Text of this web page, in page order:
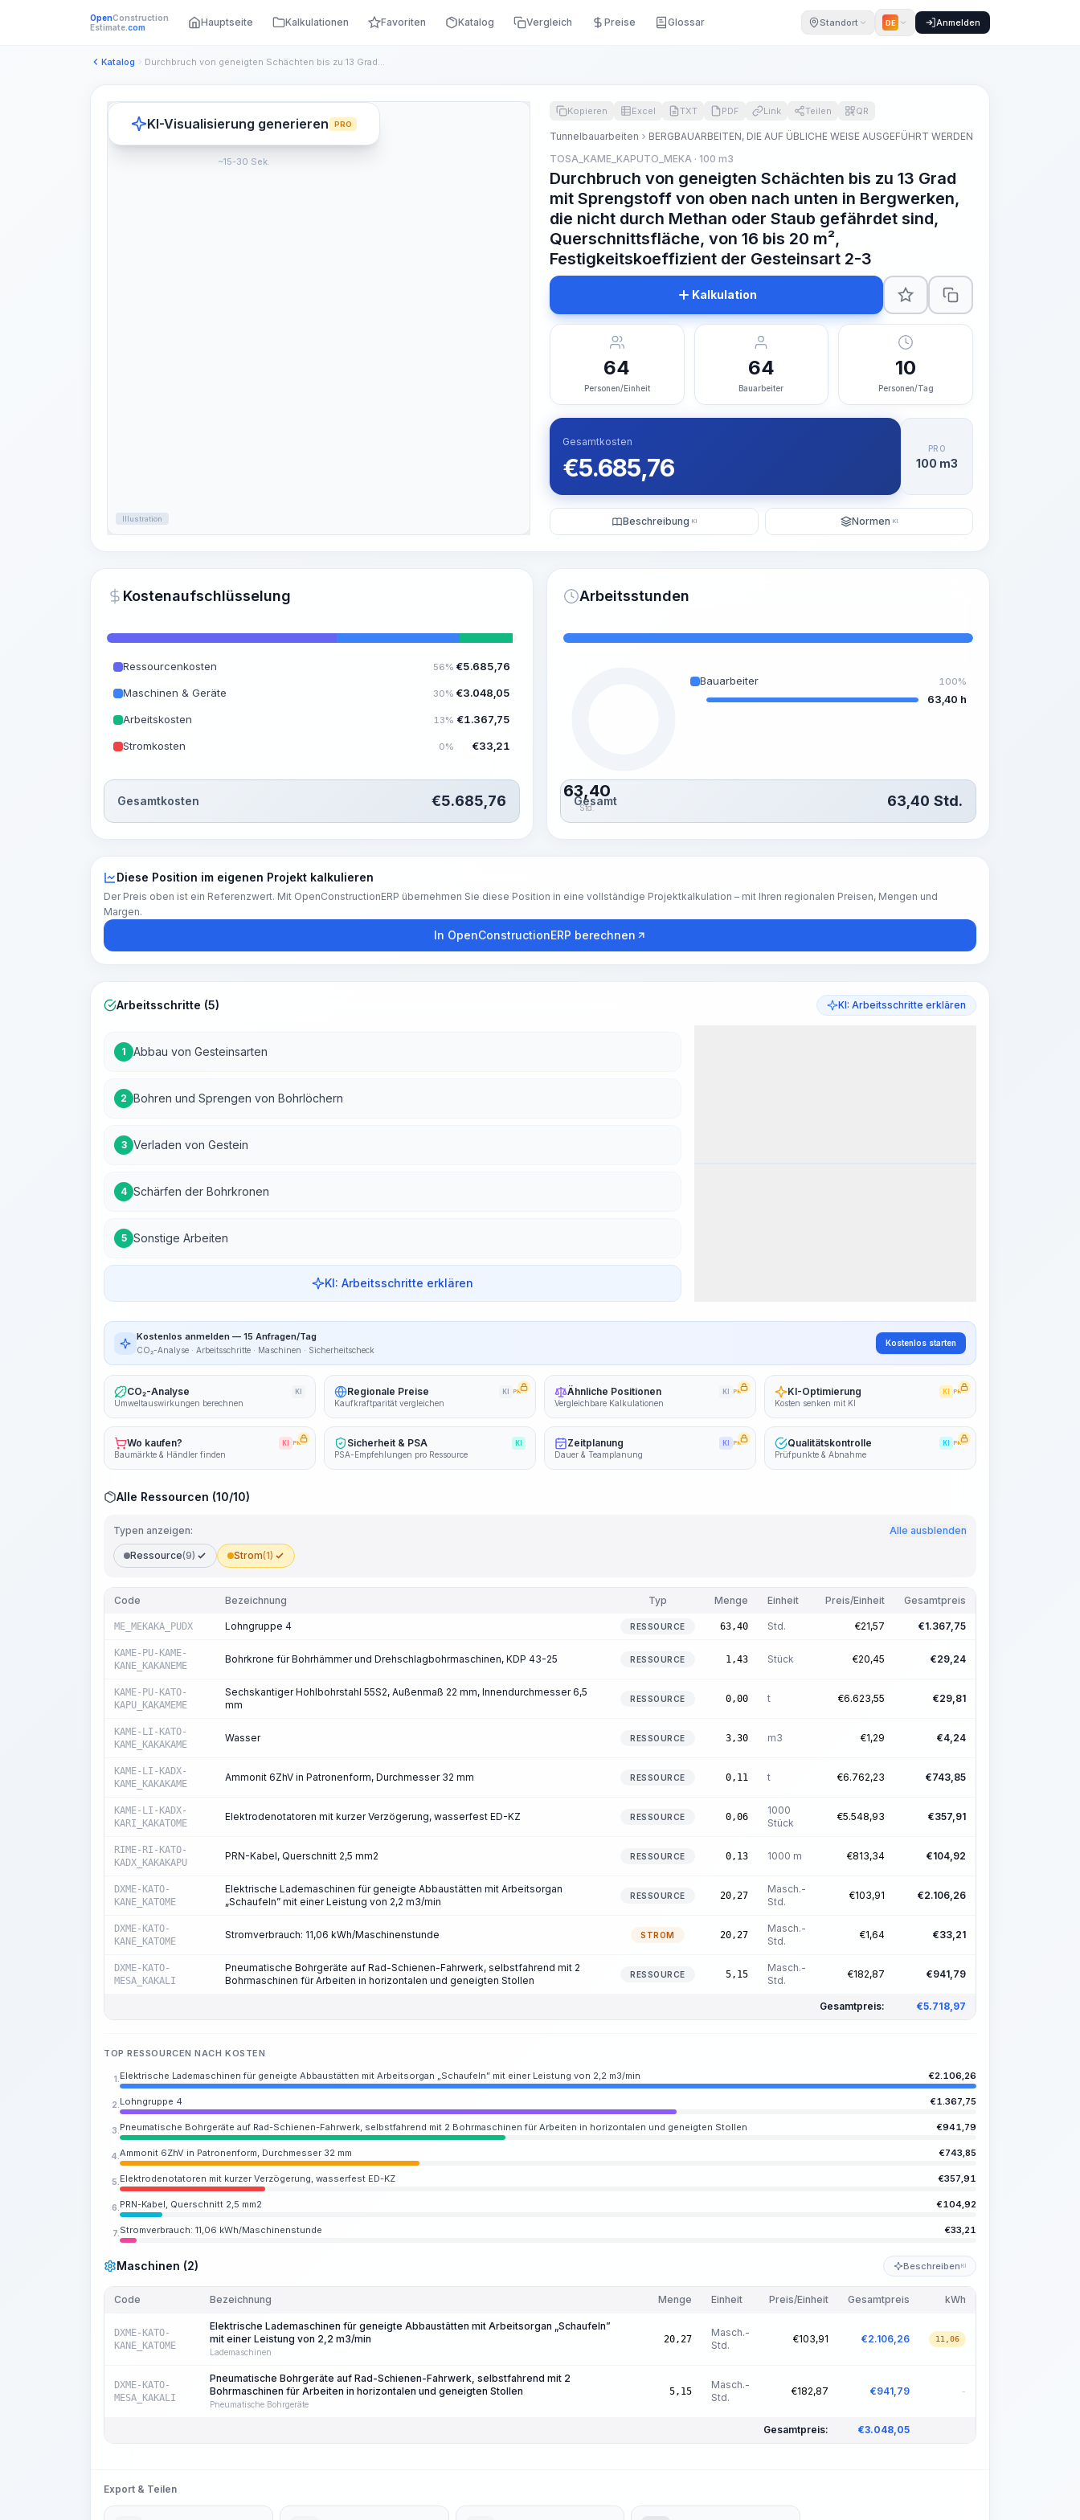
OpenConstruction
Estimate.com Hauptseite Kalkulationen Favoriten Katalog Vergleich Preise Glossar Standort DE Anmelden
Katalog Durchbruch von geneigten Schächten bis zu 13 Grad mit Spreng...
Illustration
KI-Visualisierung generieren PRO
~15-30 Sek.
Kopieren Excel TXT PDF Link Teilen QR
Tunnelbauarbeiten
BERGBAUARBEITEN, DIE AUF ÜBLICHE WEISE AUSGEFÜHRT WERDEN
TOSA_KAME_KAPUTO_MEKA · 100 m3
Durchbruch von geneigten Schächten bis zu 13 Grad
mit Sprengstoff von oben nach unten in Bergwerken,
die nicht durch Methan oder Staub gefährdet sind,
Querschnittsfläche, von 16 bis 20 m²,
Festigkeitskoeffizient der Gesteinsart 2-3
Kalkulation
64
Personen/Einheit
64
Bauarbeiter
10
Personen/Tag
Gesamtkosten
€5.685,76
PRO
100 m3
Beschreibung KI Normen KI
Kostenaufschlüsselung
Ressourcenkosten 56% €5.685,76
Maschinen & Geräte 30% €3.048,05
Arbeitskosten 13% €1.367,75
Stromkosten 0% €33,21
Gesamtkosten €5.685,76
Arbeitsstunden
63,40
Std.
Bauarbeiter 100%
63,40 h
Gesamt 63,40 Std.
Diese Position im eigenen Projekt kalkulieren
Der Preis oben ist ein Referenzwert. Mit OpenConstructionERP übernehmen Sie diese Position in eine vollständige Projektkalkulation – mit Ihren regionalen Preisen, Mengen und
Margen.
In OpenConstructionERP berechnen
Arbeitsschritte (5) KI: Arbeitsschritte erklären
1 Abbau von Gesteinsarten
2 Bohren und Sprengen von Bohrlöchern
3 Verladen von Gestein
4 Schärfen der Bohrkronen
5 Sonstige Arbeiten
KI: Arbeitsschritte erklären
Kostenlos anmelden — 15 Anfragen/Tag
CO₂-Analyse · Arbeitsschritte · Maschinen · Sicherheitscheck
Kostenlos starten
CO₂-Analyse KI
Umweltauswirkungen berechnen
Regionale Preise KI PRO
Kaufkraftparität vergleichen
Ähnliche Positionen KI PRO
Vergleichbare Kalkulationen
KI-Optimierung KI PRO
Kosten senken mit KI
Wo kaufen? KI PRO
Baumärkte & Händler finden
Sicherheit & PSA KI
PSA-Empfehlungen pro Ressource
Zeitplanung KI PRO
Dauer & Teamplanung
Qualitätskontrolle KI PRO
Prüfpunkte & Abnahme
Alle Ressourcen (10/10)
Typen anzeigen: Alle ausblenden
Ressource(9) Strom(1)
Code Bezeichnung Typ Menge Einheit Preis/Einheit Gesamtpreis
ME_MEKAKA_PUDX Lohngruppe 4 RESSOURCE 63,40 Std. €21,57 €1.367,75
KAME-PU-KAME-
KANE_KAKANEME
Bohrkrone für Bohrhämmer und Drehschlagbohrmaschinen, KDP 43-25 RESSOURCE 1,43 Stück €20,45 €29,24
KAME-PU-KATO-
KAPU_KAKAMEME
Sechskantiger Hohlbohrstahl 55S2, Außenmaß 22 mm, Innendurchmesser 6,5
mm
RESSOURCE 0,00 t €6.623,55 €29,81
KAME-LI-KATO-
KAME_KAKAKAME
Wasser RESSOURCE 3,30 m3 €1,29 €4,24
KAME-LI-KADX-
KAME_KAKAKAME
Ammonit 6ZhV in Patronenform, Durchmesser 32 mm RESSOURCE 0,11 t €6.762,23 €743,85
KAME-LI-KADX-
KARI_KAKATOME
Elektrodenotatoren mit kurzer Verzögerung, wasserfest ED-KZ RESSOURCE 0,06
1000
Stück
€5.548,93 €357,91
RIME-RI-KATO-
KADX_KAKAKAPU
PRN-Kabel, Querschnitt 2,5 mm2 RESSOURCE 0,13 1000 m €813,34 €104,92
DXME-KATO-
KANE_KATOME
Elektrische Lademaschinen für geneigte Abbaustätten mit Arbeitsorgan
„Schaufeln” mit einer Leistung von 2,2 m3/min
RESSOURCE 20,27
Masch.-
Std.
€103,91 €2.106,26
DXME-KATO-
KANE_KATOME
Stromverbrauch: 11,06 kWh/Maschinenstunde STROM 20,27
Masch.-
Std.
€1,64 €33,21
DXME-KATO-
MESA_KAKALI
Pneumatische Bohrgeräte auf Rad-Schienen-Fahrwerk, selbstfahrend mit 2
Bohrmaschinen für Arbeiten in horizontalen und geneigten Stollen
RESSOURCE 5,15
Masch.-
Std.
€182,87 €941,79
Gesamtpreis: €5.718,97
TOP RESSOURCEN NACH KOSTEN
1. Elektrische Lademaschinen für geneigte Abbaustätten mit Arbeitsorgan „Schaufeln” mit einer Leistung von 2,2 m3/min €2.106,26
2. Lohngruppe 4 €1.367,75
3. Pneumatische Bohrgeräte auf Rad-Schienen-Fahrwerk, selbstfahrend mit 2 Bohrmaschinen für Arbeiten in horizontalen und geneigten Stollen €941,79
4. Ammonit 6ZhV in Patronenform, Durchmesser 32 mm €743,85
5. Elektrodenotatoren mit kurzer Verzögerung, wasserfest ED-KZ €357,91
6. PRN-Kabel, Querschnitt 2,5 mm2 €104,92
7. Stromverbrauch: 11,06 kWh/Maschinenstunde €33,21
Maschinen (2) Beschreiben KI
Code Bezeichnung Menge Einheit Preis/Einheit Gesamtpreis kWh
DXME-KATO-
KANE_KATOME
Elektrische Lademaschinen für geneigte Abbaustätten mit Arbeitsorgan „Schaufeln”
mit einer Leistung von 2,2 m3/min
Lademaschinen
20,27
Masch.-
Std.
€103,91 €2.106,26 11,06
DXME-KATO-
MESA_KAKALI
Pneumatische Bohrgeräte auf Rad-Schienen-Fahrwerk, selbstfahrend mit 2
Bohrmaschinen für Arbeiten in horizontalen und geneigten Stollen
Pneumatische Bohrgeräte
5,15
Masch.-
Std.
€182,87 €941,79 -
Gesamtpreis: €3.048,05
Export & Teilen